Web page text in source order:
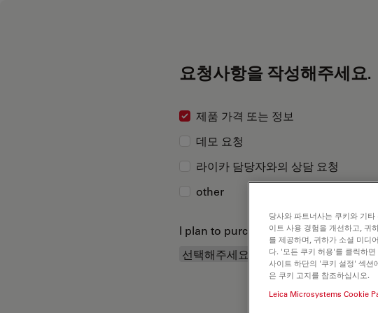
요청사항을 작성해주세요.
제품 가격 또는 정보
데모 요청
라이카 담당자와의 상담 요청
other
I plan to purchase...
당사와 파트너사는 쿠키와 기
이트 사용 경험을 개선하고, 귀
를 제공하며, 귀하가 소셜 미디
다. '모든 쿠키 허용'를 클릭하
사이트 하단의 '쿠키 설정' 섹션
은 쿠키 고지를 참조하십시오.
Leica Microsystems Cookie